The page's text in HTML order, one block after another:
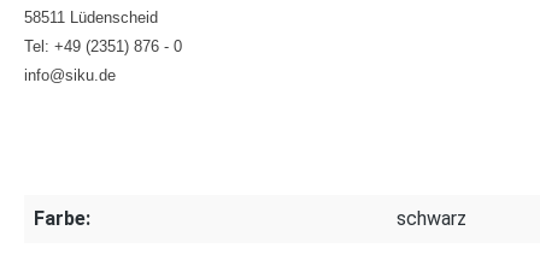
58511 Lüdenscheid
Tel: +49 (2351) 876 - 0
info@siku.de
Farbe: schwarz